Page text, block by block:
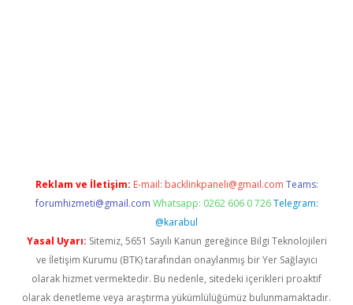
Reklam ve İletişim: E-mail: backlinkpaneli@gmail.com Teams:
forumhizmeti@gmail.com Whatsapp: 0262 606 0 726 Telegram:
@karabul
Yasal Uyarı: Sitemiz, 5651 Sayılı Kanun gereğince Bilgi Teknolojileri
ve İletişim Kurumu (BTK) tarafından onaylanmış bir Yer Sağlayıcı
olarak hizmet vermektedir. Bu nedenle, sitedeki içerikleri proaktif
olarak denetleme veya araştırma yükümlülüğümüz bulunmamaktadır.